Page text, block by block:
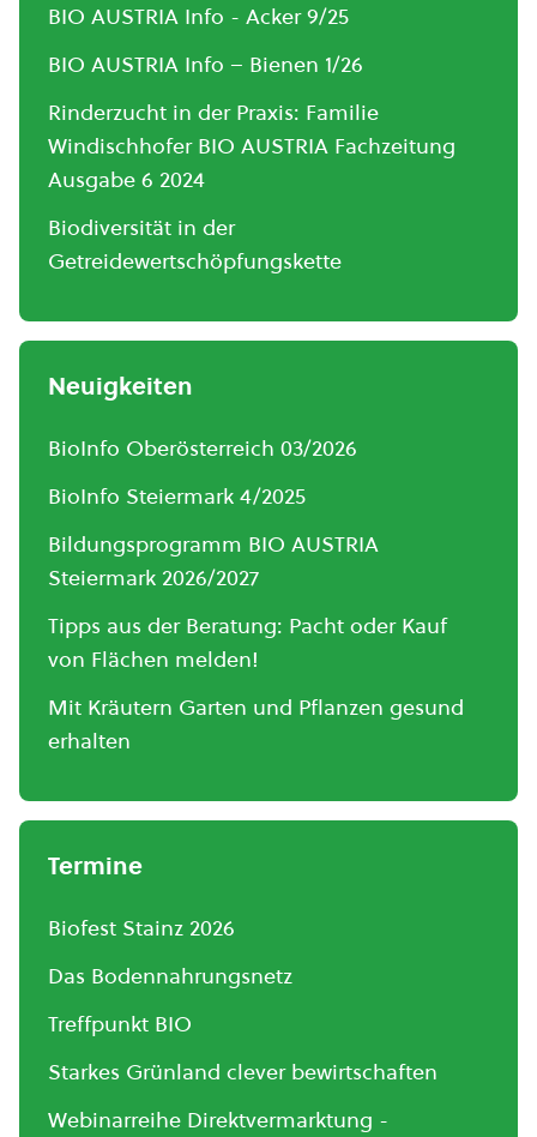
BIO AUSTRIA Info - Acker 9/25
BIO AUSTRIA Info – Bienen 1/26
Rinderzucht in der Praxis: Familie
Windischhofer BIO AUSTRIA Fachzeitung
Ausgabe 6 2024
Biodiversität in der
Getreidewertschöpfungskette
Neuigkeiten
BioInfo Oberösterreich 03/2026
BioInfo Steiermark 4/2025
Bildungsprogramm BIO AUSTRIA
Steiermark 2026/2027
Tipps aus der Beratung: Pacht oder Kauf
von Flächen melden!
Mit Kräutern Garten und Pflanzen gesund
erhalten
Termine
Biofest Stainz 2026
Das Bodennahrungsnetz
Treffpunkt BIO
Starkes Grünland clever bewirtschaften
Webinarreihe Direktvermarktung -